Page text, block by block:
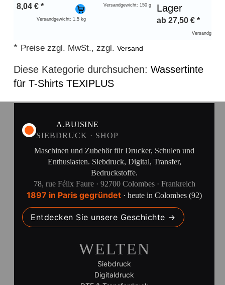
8,04 € *
Versandgewicht: 1,5 kg
Versandgewicht: 150 g
Lager
ab 27,50 € *
* Preise zzgl. MwSt., zzgl.Versand
Diese Kategorie durchsuchen:Wassertinte
für T-Shirts TEXIPLUS
A.BUISINE
SIEBDRUCK · SHOP
Maschinen und Zubehör für Drucker, Schulen und
Enthusiasten. Siebdruck, Digital, Transfer,
Bedruckstoffe.
78, rue Félix Faure · 92700 Colombes · Frankreich
1897 in Paris gegründet · heute in Colombes (92)
Entdecken Sie unsere Geschichte →
WELTEN
Siebdruck
Digitaldruck